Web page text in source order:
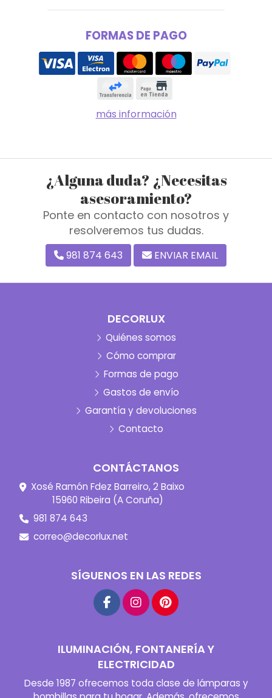
FORMAS DE PAGO
más información
¿Alguna duda? ¿Necesitas
asesoramiento?
Ponte en contacto con nosotros y
resolveremos tus dudas.
981 874 643 ENVIAR EMAIL
DECORLUX
Quiénes somos
Cómo comprar
Formas de pago
Gastos de envío
Garantía y devoluciones
Contacto
CONTÁCTANOS
Xosé Ramón Fdez Barreiro, 2 Baixo
15960 Ribeira (A Coruña)
981 874 643
correo@decorlux.net
SÍGUENOS EN LAS REDES
ILUMINACIÓN, FONTANERÍA Y
ELECTRICIDAD
Desde 1987 ofrecemos toda clase de lámparas y